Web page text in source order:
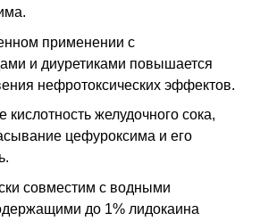
применении с
и диуретиками повышается
нефротоксических эффектов.
желудочного сока,
цефуроксима и его
совместим с водными
до 1% лидокаина